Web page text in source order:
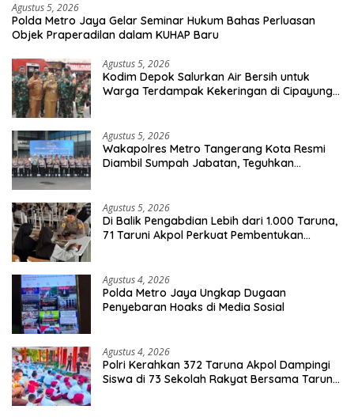
Agustus 5, 2026
Polda Metro Jaya Gelar Seminar Hukum Bahas Perluasan
Objek Praperadilan dalam KUHAP Baru
Agustus 5, 2026
Kodim Depok Salurkan Air Bersih untuk
Warga Terdampak Kekeringan di Cipayung
Agustus 5, 2026
Wakapolres Metro Tangerang Kota Resmi
Diambil Sumpah Jabatan, Teguhkan
Agustus 5, 2026
Di Balik Pengabdian Lebih dari 1.000 Taruna,
71 Taruni Akpol Perkuat Pembentukan
Agustus 4, 2026
Polda Metro Jaya Ungkap Dugaan
Penyebaran Hoaks di Media Sosial
Agustus 4, 2026
Polri Kerahkan 372 Taruna Akpol Dampingi
Siswa di 73 Sekolah Rakyat Bersama Taruna